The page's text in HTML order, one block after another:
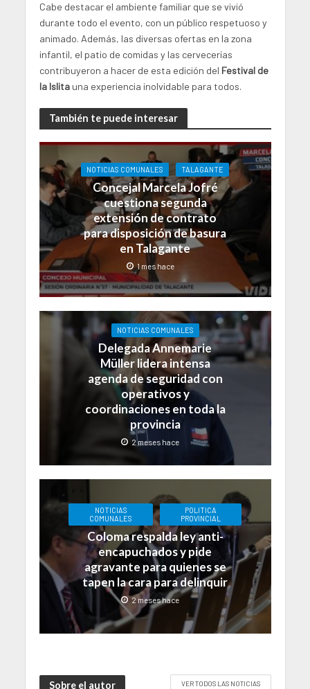
Cabe destacar el ambiente familiar que se vivió
durante todo el evento, con un público respetuoso y
animado. Además, las diversas ofertas en la zona
infantil, el patio de comidas y las cervecerías
contribuyeron a hacer de esta edición del Festival de
la Islitauna experiencia inolvidable para todos.
También te puede interesar
NOTICIAS COMUNALES TALAGANTE
Concejal Marcela Jofré
cuestiona segunda
extensión de contrato
para disposición de basura
en Talagante
1 mes hace
NOTICIAS COMUNALES
Delegada Annemarie
Müller lidera intensa
agenda de seguridad con
operativos y
coordinaciones en toda la
provincia
2 meses hace
NOTICIAS
COMUNALES
POLITICA
PROVINCIAL
Coloma respalda ley anti-
encapuchados y pide
agravante para quienes se
tapen la cara para delinquir
2 meses hace
Sobre el autor VER TODOS LAS NOTICIAS